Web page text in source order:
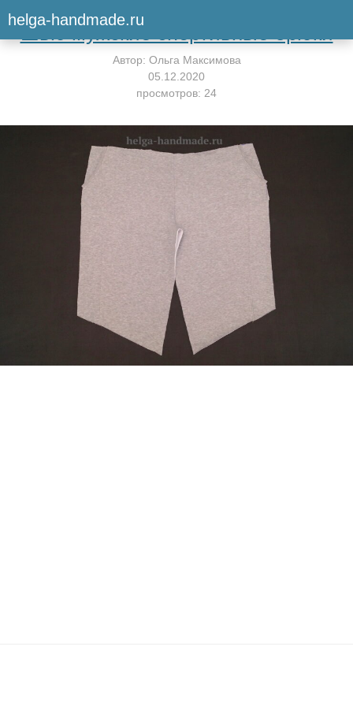
helga-handmade.ruВернуться к мастер-классу
Шью мужские спортивные брюки
Автор: Ольга Максимова
05.12.2020
просмотров: 24